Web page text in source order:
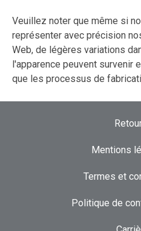
Veuillez noter que même si
représenter avec précision
Web, de légères variations
l'apparence peuvent survenir
que les processus de
Mentions
Termes et
Politique de